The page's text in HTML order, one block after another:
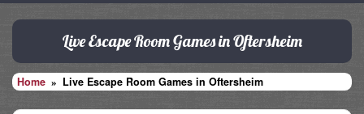
Live Escape Room Games in Oftersheim
Home Live Escape Room Games in Oftersheim